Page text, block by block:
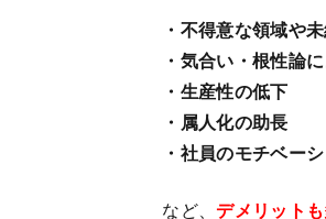
・不得意な領域や
・気合い・根性論
・生産性の低下
・属人化の助長
・社員のモチベー
など、デメリットも